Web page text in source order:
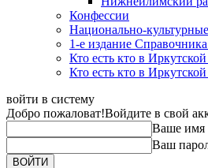
Конфессии
Национально-
1-е издание
Кто есть кто в
Кто есть кто в
войти в систему
Добро пожаловат!Войдите в свой
Ваше имя
Ваш